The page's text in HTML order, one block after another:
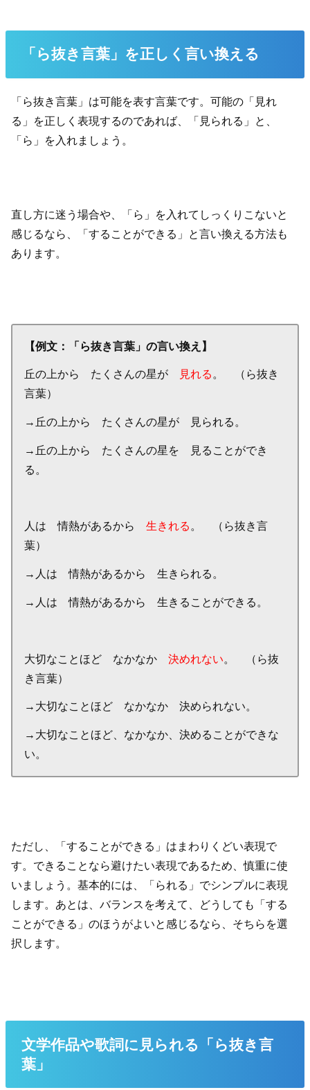
「ら抜き言葉」を正しく言い換える
「ら抜き言葉」は可能を表す言葉です。可能の「見れ
る」を正しく表現するのであれば、「見られる」と、
「ら」を入れましょう。
直し方に迷う場合や、「ら」を入れてしっくりこないと
感じるなら、「することができる」と言い換える方法も
あります。
【例文：「ら抜き言葉」の言い換え】
丘の上から たくさんの星が 見れる 。 （ら抜き
言葉）
→丘の上から たくさんの星が 見られる。
→丘の上から たくさんの星を 見ることができ
る。
人は 情熱があるから生きれる。 （ら抜き言
葉）
→人は 情熱があるから 生きられる。
→人は 情熱があるから 生きることができる。
大切なことほど なかなか決めれない。 （ら抜
き言葉）
→大切なことほど なかなか 決められない。
→大切なことほど、なかなか、決めることができな
い。
ただし、「することができる」はまわりくどい表現で
す。できることなら避けたい表現であるため、慎重に使
いましょう。基本的には、「られる」でシンプルに表現
します。あとは、バランスを考えて、どうしても「する
ことができる」のほうがよいと感じるなら、そちらを選
択します。
文学作品や歌詞に見られる「ら抜き言
葉」